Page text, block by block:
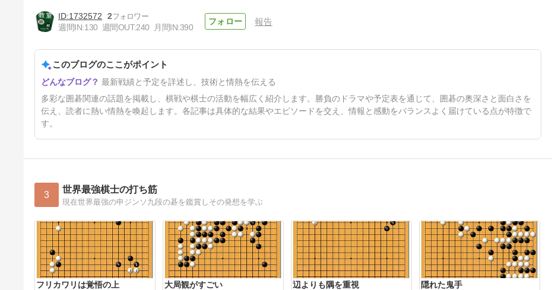
38日前
1732572
2
週間IN:130 週間OUT:240 月間IN:390
報告
このブログのここがポイント
最新戦績と予定を詳述し、技術と情熱を伝える
多彩な囲碁関連の話題を掲載し、棋戦や棋士の活動を幅広く紹介します。勝負のドラマや予定表を通じて、囲碁の奥深さと面白さを
伝え、読者に熱い情熱を喚起します。各記事は具体的な結果やエピソードを交え、情報と感動をバランスよく届けている点が特徴で
す。
3 世界最強棋士の打ち筋
現在世界最強の申ジンソ九段の碁を鑑賞しその発想を学ぶ
フリカワリは覚悟の上 大局観がすごい 辺よりも隅を重視 隠れた鬼手